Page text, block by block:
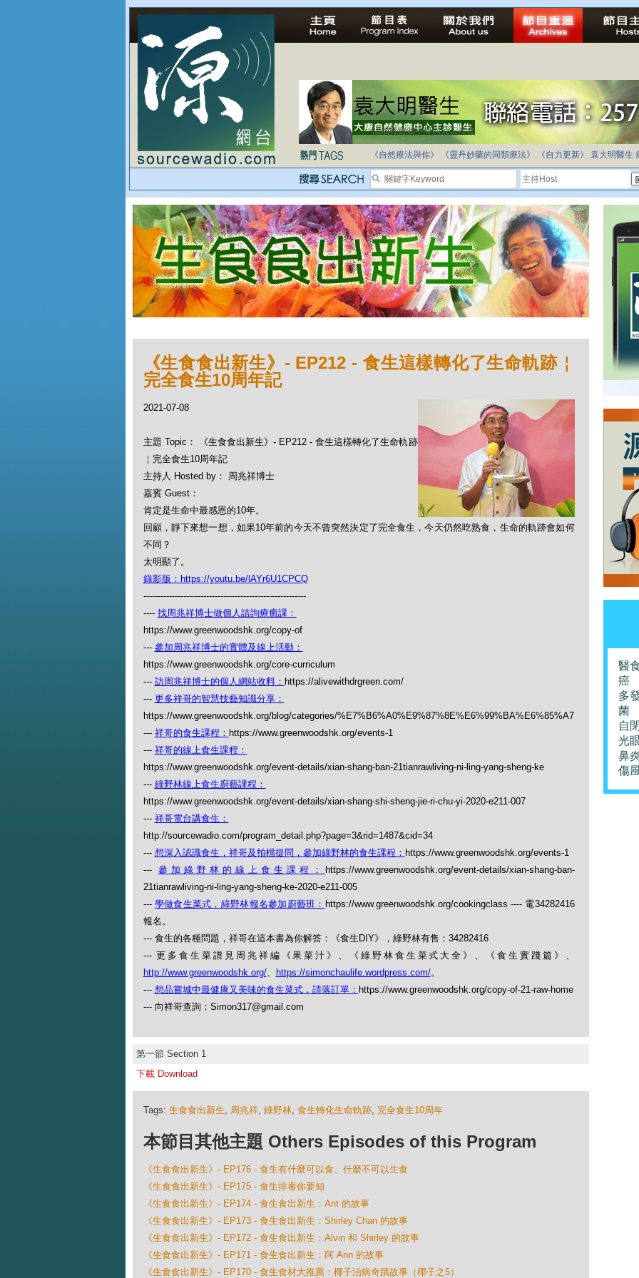
法治社會並不等同公正社會
自家教育合法化-推動多元化教育，全民學卷制
《自然療法與你》 《靈丹妙藥的同類療法》 《自力更新》 袁大明醫生
《生食食出新生》- EP212 - 食生這樣轉化了生命軌跡￤
完全食生10周年記
2021-07-08
主題 Topic： 《生食食出新生》- EP212 - 食生這樣轉化了生命軌跡
￤完全食生10周年記
主持人 Hosted by： 周兆祥博士
嘉賓 Guest：
肯定是生命中最感恩的10年。
回顧，靜下來想一想，如果10年前的今天不曾突然決定了完全食生，今天仍然吃熟食，生命的軌跡會如何
不同？
太明顯了。
錄影版：https://youtu.be/lAYr6U1CPCQ
---------------------------------------------------------
---- 找周兆祥博士做個人諮詢療癒課：
https://www.greenwoodshk.org/copy-of
--- 參加周兆祥博士的實體及線上活動：
https://www.greenwoodshk.org/core-curriculum
--- 訪周兆祥博士的個人網站收料： https://alivewithdrgreen.com/
--- 更多祥哥的智慧技藝知識分享：
https://www.greenwoodshk.org/blog/categories/%E7%B6%A0%E9%87%8E%E6%99%BA%E6%85%A7
--- 祥哥的食生課程： https://www.greenwoodshk.org/events-1
--- 祥哥的線上食生課程：
https://www.greenwoodshk.org/event-details/xian-shang-ban-21tianrawliving-ni-ling-yang-sheng-ke
--- 綠野林線上食生廚藝課程：
https://www.greenwoodshk.org/event-details/xian-shang-shi-sheng-jie-ri-chu-yi-2020-e211-007
--- 祥哥電台講食生：
http://sourcewadio.com/program_detail.php?page=3&rid=1487&cid=34
--- 想深入認識食生，祥哥及拍檔提問，參加綠野林的食生課程： https://www.greenwoodshk.org/events-1
--- 參加綠野林的線上食生課程：
https://www.greenwoodshk.org/event-details/xian-shang-ban-
21tianrawliving-ni-ling-yang-sheng-ke-2020-e211-005
--- 學做食生菜式，綠野林報名參加廚藝班： https://www.greenwoodshk.org/cookingclass ---- 電34282416
報名。
--- 食生的各種問題，祥哥在這本書為你解答：《食生DIY》，綠野林有售：34282416
--- 更多食生菜譜見周兆祥編《果菜汁》、《綠野林食生菜式大全》、《食生實踐篇》、
http://www.greenwoodshk.org/、 https://simonchaulife.wordpress.com/。
--- 想品嘗城中最健康又美味的食生菜式，請落訂單： https://www.greenwoodshk.org/copy-of-21-raw-home
--- 向祥哥查詢：Simon317@gmail.com
第一節 Section 1
下載 Download
Tags: 生食食出新生, 周兆祥, 綠野林, 食生轉化生命軌跡, 完全食生10周年
本節目其他主題 Others Episodes of this Program
《生食食出新生》- EP176 - 食生有什麼可以食、什麼不可以生食
《生食食出新生》- EP175 - 食生排毒你要知
《生食食出新生》- EP174 - 食生食出新生：Ant 的故事
《生食食出新生》- EP173 - 食生食出新生：Shirley Chan 的故事
《生食食出新生》- EP172 - 食生食出新生：Alvin 和 Shirley 的故事
《生食食出新生》- EP171 - 食生食出新生：阿 Ann 的故事
《生食食出新生》- EP170 - 食生食材大推薦：椰子治病奇蹟故事（椰子之5）
醫
癌
多
菌
自
光
鼻
傷